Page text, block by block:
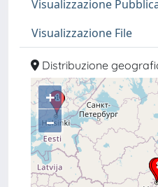
Visualizzazione
Visualizzazione File
Distribuzione
+
–